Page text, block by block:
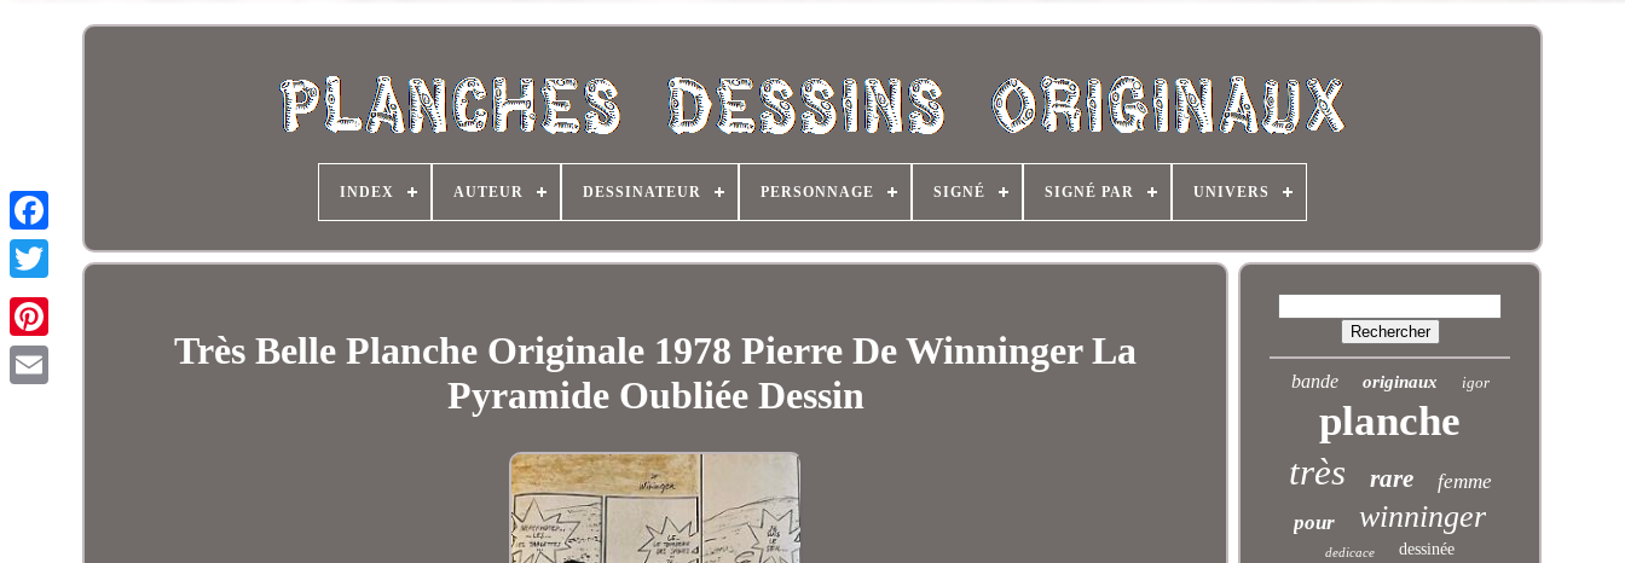
INDEX AUTEUR DESSINATEUR PERSONNAGE SIGNÉ SIGNÉ PAR UNIVERS
Très Belle Planche Originale 1978 Pierre De Winninger La
Pyramide Oubliée Dessin
bande originaux igor
planche
très rare
femme
pour
winninger
dedicace dessinée